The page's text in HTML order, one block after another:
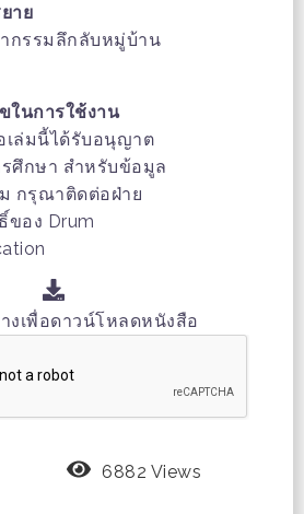
าย
กรรมลึกลับหมู่บ้าน
ในการใช้งาน
เล่มนี้ได้รับอนุญาต
รศึกษา สำหรับข้อมูล
ม กรุณาติดต่อฝ่าย
ของ Drum
งเพื่อดาวน์โหลดหนังสือ
6882 Views